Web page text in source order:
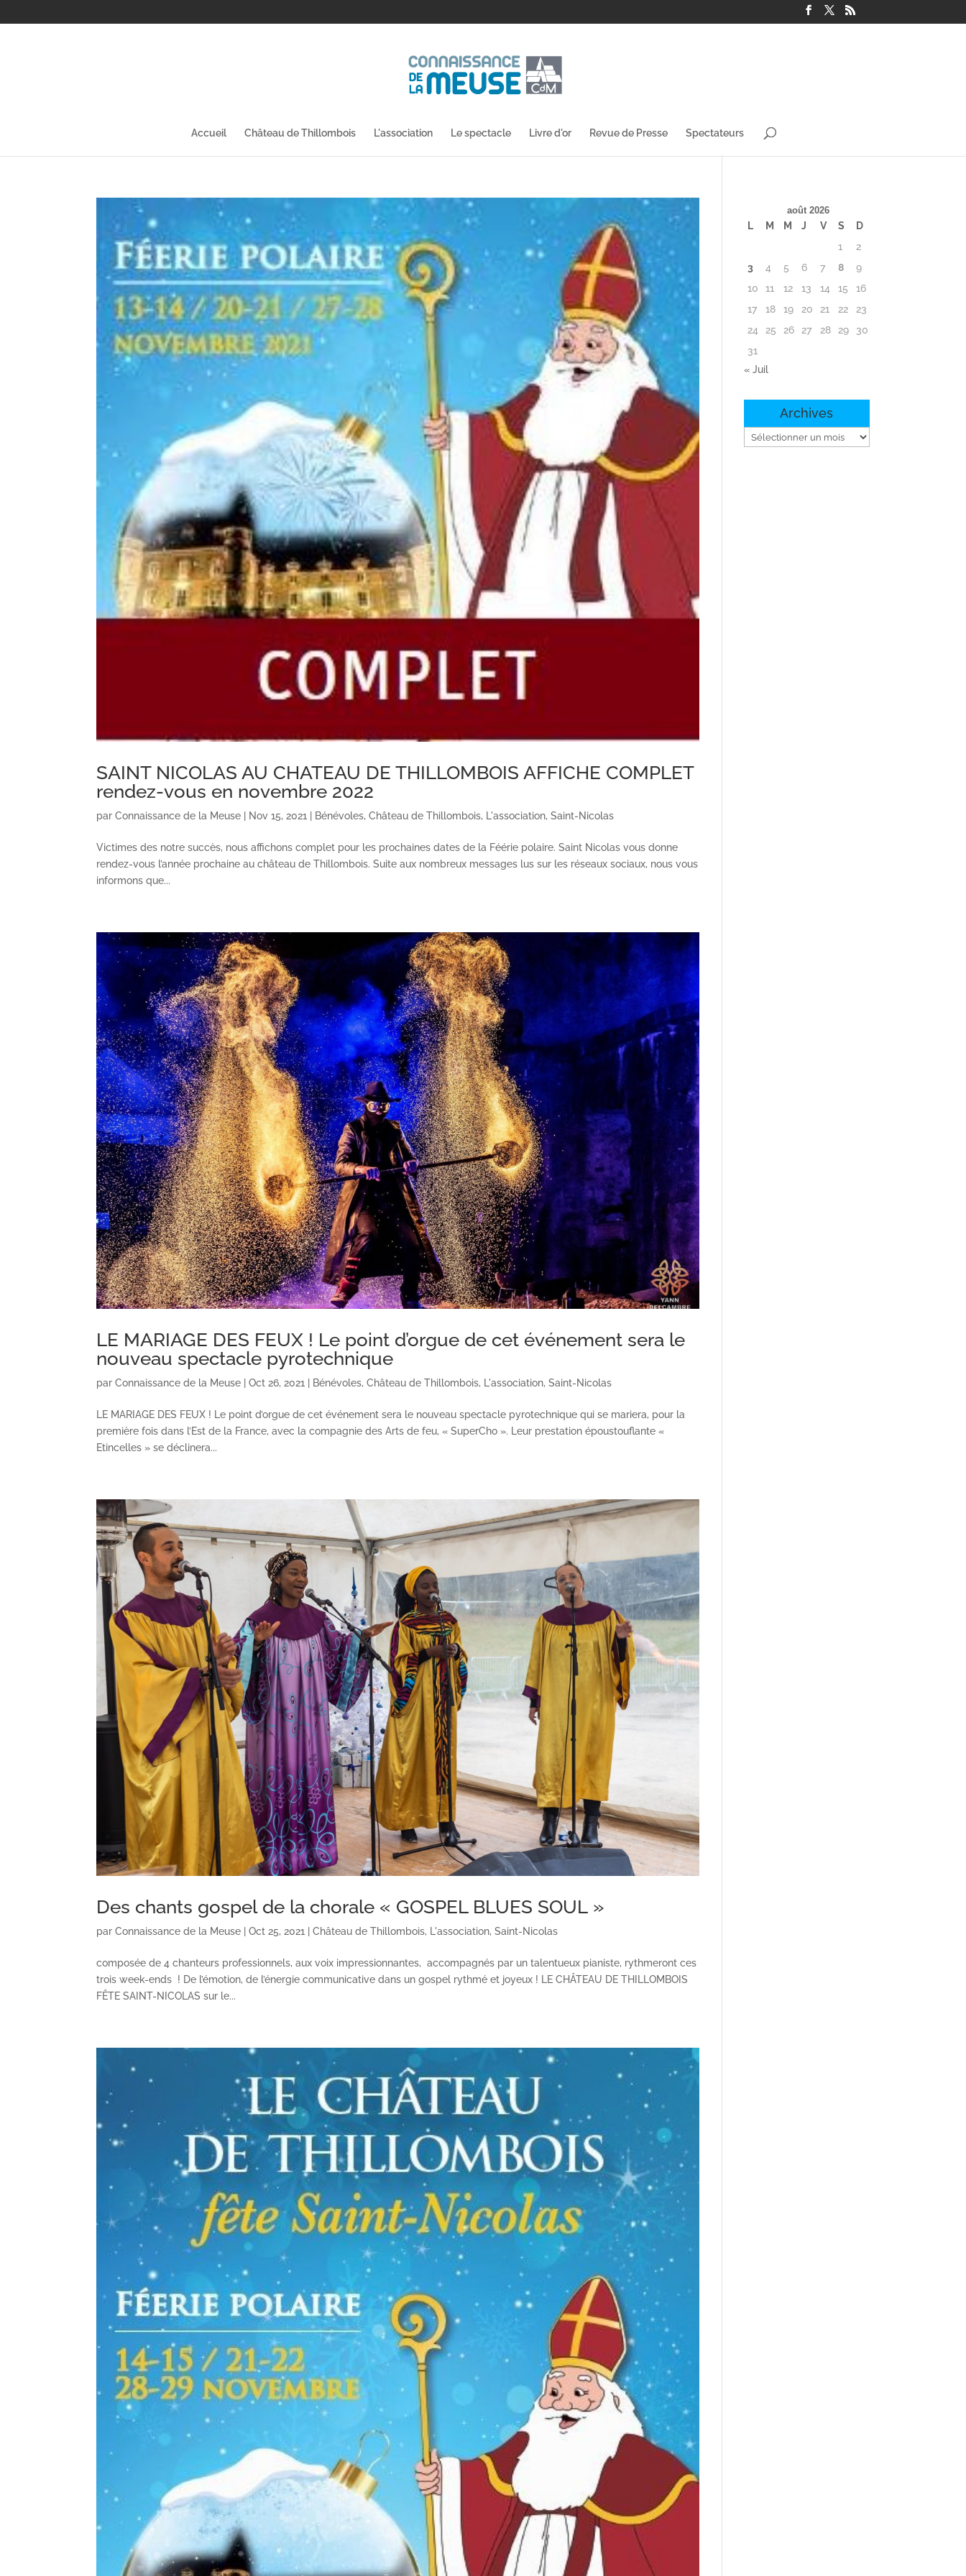
Accueil Château de Thillombois L'association Le spectacle Livre d'or Revue de Presse Spectateurs
SAINT NICOLAS AU CHATEAU DE THILLOMBOIS AFFICHE COMPLET
rendez-vous en novembre 2022
parConnaissance de la Meuse | Nov 15, 2021 | Bénévoles,Château de Thillombois, L'association,Saint-Nicolas
Victimes des notre succès, nous affichons complet pour les prochaines dates de la Féérie polaire. Saint Nicolas vous donne
rendez-vous l’année prochaine au château de Thillombois. Suite aux nombreux messages lus sur les réseaux sociaux, nous vous
informons que...
LE MARIAGE DES FEUX ! Le point d’orgue de cet événement sera le
nouveau spectacle pyrotechnique
parConnaissance de la Meuse |Oct 26, 2021 Bénévoles,Château de Thillombois, L'association,Saint-Nicolas
LE MARIAGE DES FEUX ! Le point d’orgue de cet événement sera le nouveau spectacle pyrotechnique qui se mariera, pour la
première fois dans l’Est de la France, avec la compagnie des Arts de feu, « SuperCho ». Leur prestation époustouflante «
Etincelles » se déclinera...
Des chants gospel de la chorale « GOSPEL BLUES SOUL »
parConnaissance de la Meuse |Oct 25, 2021 |Château de Thillombois, L'association,Saint-Nicolas
composée de 4 chanteurs professionnels, aux voix impressionnantes, accompagnés par un talentueux pianiste, rythmeront ces
trois week-ends ! De l’émotion, de l’énergie communicative dans un gospel rythmé et joyeux ! LE CHÂTEAU DE THILLOMBOIS
FÊTE SAINT-NICOLAS sur le...
août 2026
L M M J V S
D
1
2
3
4 5 6 7 8
9
10
11 12 13 14 15
16
17
18 19 20 21 22
23
24
25 26 27 28 29
30
31
« Juil
Archives
Archives